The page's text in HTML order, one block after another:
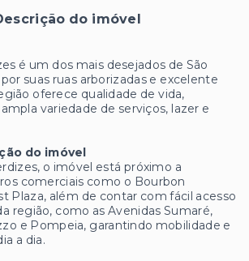
do imóvel
é um dos mais desejados de São
suas ruas arborizadas e excelente
oferece qualidade de vida,
variedade de serviços, lazer e
do imóvel
o imóvel está próximo a
comerciais como o Bourbon
Plaza, além de contar com fácil acesso
região, como as Avenidas Sumaré,
e Pompeia, garantindo mobilidade e
a dia.